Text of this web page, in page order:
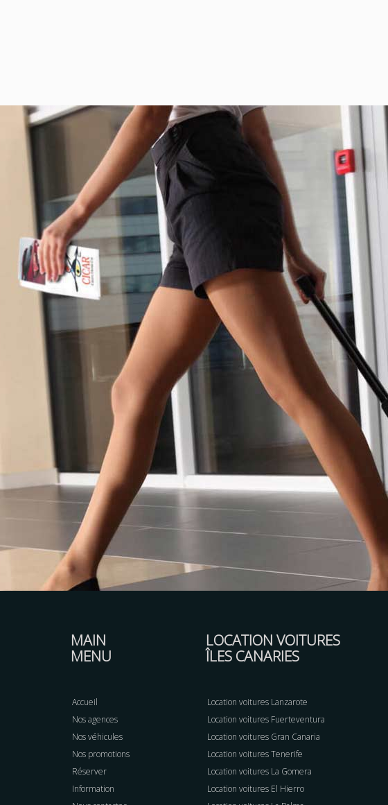
MAIN
MENU
Accueil
Nos agences
Nos véhicules
Nos promotions
Réserver
Information
LOCATION VOITURES
ÎLES CANARIES
Location voitures Lanzarote
Location voitures Fuerteventura
Location voitures Gran Canaria
Location voitures Tenerife
Location voitures La Gomera
Location voitures El Hierro